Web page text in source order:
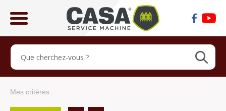
Mes critères :